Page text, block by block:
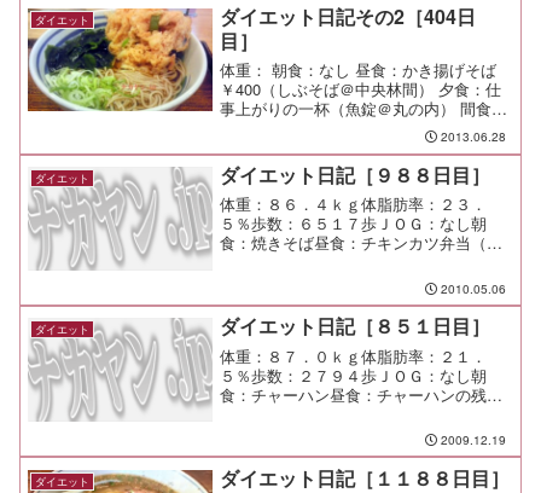
ダイエット
ダイエット日記その2［404日
目］
体重： 朝食：なし 昼食：かき揚げそば
￥400（しぶそば＠中央林間） 夕食：仕
事上がりの一杯（魚錠＠丸の内） 間食：
運動： メモ：休日出勤だったから、のん
2013.06.28
ダイエット ダイエット日記［９８８日目］
体重：８６．４ｋｇ体脂肪率：２３．
５％歩数：６５１７歩ＪＯＧ：なし朝
食：焼きそば昼食：チキンカツ弁当（雷
料理屋間食：メモ：復習すべし。 今日
も楽しかったぞ。 人の話にガッツリか
ぶせてくる人に、ちょっと慎ん...
2010.05.06
ダイエット ダイエット日記［８５１日目］
体重：８７．０ｋｇ体脂肪率：２１．
５％歩数：２７９４歩ＪＯＧ：なし朝
食：チャーハン昼食：チャーハンの残
少々間食：メモ：今度は下の子が発熱中
2009.12.19
ダイエット ダイエット日記［１１８８日目］